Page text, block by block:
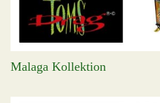
Malaga Kollektion